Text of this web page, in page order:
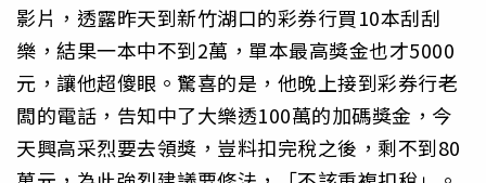
影片，透露昨天到新竹湖口的彩券行買10本刮刮
樂，結果一本中不到2萬，單本最高獎金也才5000
元，讓他超傻眼。驚喜的是，他晚上接到彩券行老
闆的電話，告知中了大樂透100萬的加碼獎金，今
天興高采烈要去領獎，豈料扣完稅之後，剩不到80